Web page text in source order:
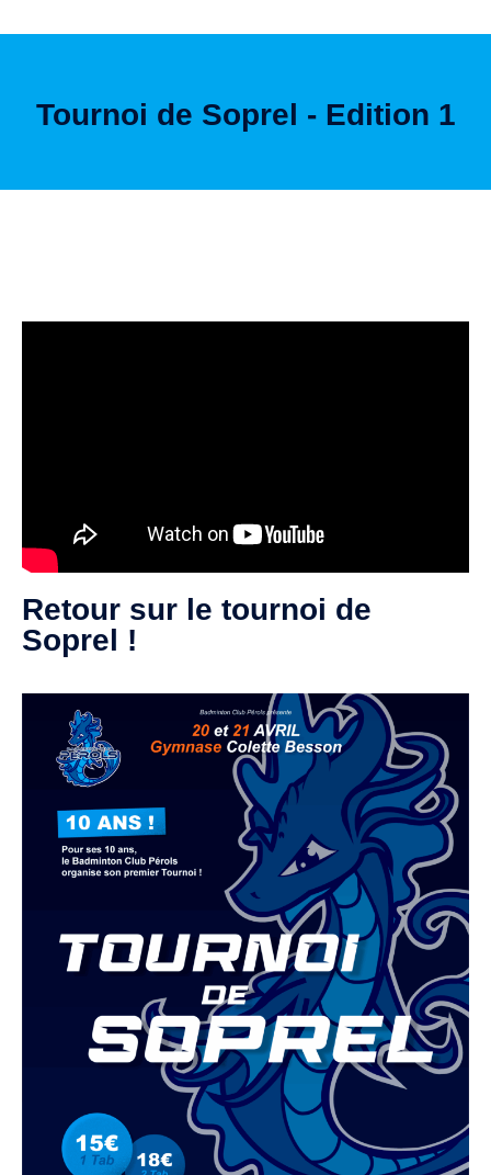
Tournoi de Soprel - Edition 1
Retour sur le tournoi de
Soprel !